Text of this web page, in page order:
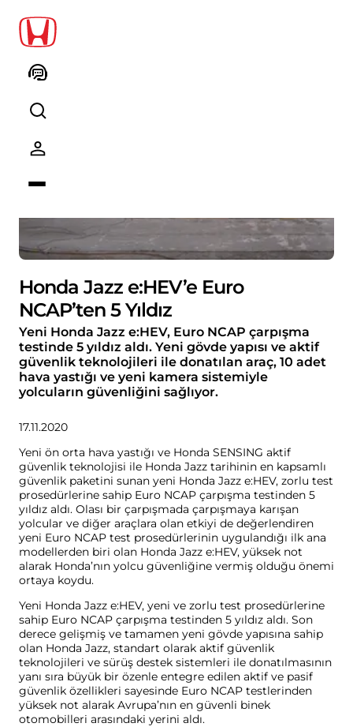
Honda Jazz e:HEV’e Euro
NCAP’ten 5 Yıldız
Yeni Honda Jazz e:HEV, Euro NCAP çarpışma
testinde 5 yıldız aldı. Yeni gövde yapısı ve aktif
güvenlik teknolojileri ile donatılan araç, 10 adet
hava yastığı ve yeni kamera sistemiyle
yolcuların güvenliğini sağlıyor.
17.11.2020
Yeni ön orta hava yastığı ve Honda SENSING aktif
güvenlik teknolojisi ile Honda Jazz tarihinin en kapsamlı
güvenlik paketini sunan yeni Honda Jazz e:HEV, zorlu test
prosedürlerine sahip Euro NCAP çarpışma testinden 5
yıldız aldı. Olası bir çarpışmada çarpışmaya karışan
yolcular ve diğer araçlara olan etkiyi de değerlendiren
yeni Euro NCAP test prosedürlerinin uygulandığı ilk ana
modellerden biri olan Honda Jazz e:HEV, yüksek not
alarak Honda’nın yolcu güvenliğine vermiş olduğu önemi
ortaya koydu.
Yeni Honda Jazz e:HEV, yeni ve zorlu test prosedürlerine
sahip Euro NCAP çarpışma testinden 5 yıldız aldı. Son
derece gelişmiş ve tamamen yeni gövde yapısına sahip
olan Honda Jazz, standart olarak aktif güvenlik
teknolojileri ve sürüş destek sistemleri ile donatılmasının
yanı sıra büyük bir özenle entegre edilen aktif ve pasif
güvenlik özellikleri sayesinde Euro NCAP testlerinden
yüksek not alarak Avrupa’nın en güvenli binek
otomobilleri arasındaki yerini aldı.